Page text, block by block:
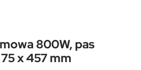
800W, pas
x 457 mm